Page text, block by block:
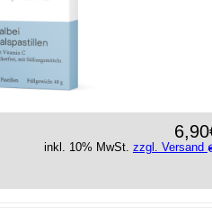
inkl. 10% MwSt. zzgl. Versand